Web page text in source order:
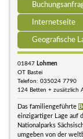
Internetseite
Geografische
01847 Lohmen
OT Bastei
Telefon: 035024 7790
124 Betten + zusätzlich
Das familiengeführte
einzigartiger Lage auf
Nationalparks
umgeben von der